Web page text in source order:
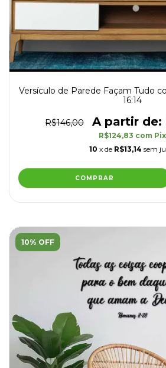
Versículo de Parede Façam Tudo
16:14
R$146,00
R$124,83 com Pix
10 x de R$13,14 sem
COMPRAR
10% OFF